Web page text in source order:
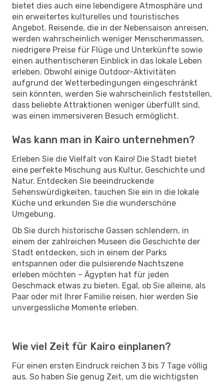
bietet dies auch eine lebendigere Atmosphäre und
ein erweitertes kulturelles und touristisches
Angebot. Reisende, die in der Nebensaison anreisen,
werden wahrscheinlich weniger Menschenmassen,
niedrigere Preise für Flüge und Unterkünfte sowie
einen authentischeren Einblick in das lokale Leben
erleben. Obwohl einige Outdoor-Aktivitäten
aufgrund der Wetterbedingungen eingeschränkt
sein könnten, werden Sie wahrscheinlich feststellen,
dass beliebte Attraktionen weniger überfüllt sind,
was einen immersiveren Besuch ermöglicht.
Was kann man in Kairo unternehmen?
Erleben Sie die Vielfalt von Kairo! Die Stadt bietet
eine perfekte Mischung aus Kultur, Geschichte und
Natur. Entdecken Sie beeindruckende
Sehenswürdigkeiten, tauchen Sie ein in die lokale
Küche und erkunden Sie die wunderschöne
Umgebung.
Ob Sie durch historische Gassen schlendern, in
einem der zahlreichen Museen die Geschichte der
Stadt entdecken, sich in einem der Parks
entspannen oder die pulsierende Nachtszene
erleben möchten – Ägypten hat für jeden
Geschmack etwas zu bieten. Egal, ob Sie alleine, als
Paar oder mit Ihrer Familie reisen, hier werden Sie
unvergessliche Momente erleben.
Wie viel Zeit für Kairo einplanen?
Für einen ersten Eindruck reichen 3 bis 7 Tage völlig
aus. So haben Sie genug Zeit, um die wichtigsten